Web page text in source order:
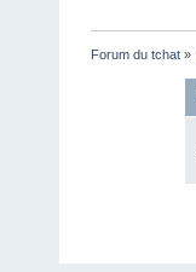
Forum du tchat »